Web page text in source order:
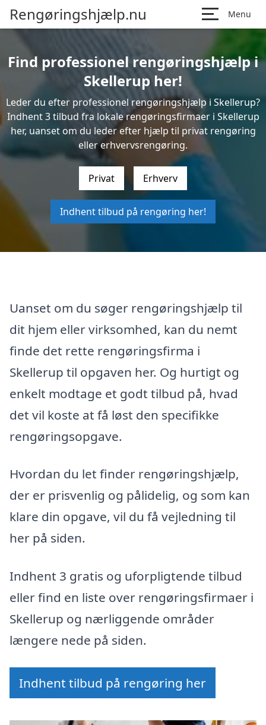
Rengøringshjælp.nu Menu
Find professionel rengøringshjælp i
Skellerup her!
Leder du efter professionel rengøringshjælp i Skellerup?
Indhent 3 tilbud fra lokale rengøringsfirmaer i Skellerup
her, uanset om du leder efter hjælp til privat rengøring
eller erhvervsrengøring.
Privat Erhverv
Indhent tilbud på rengøring her!
Uanset om du søger rengøringshjælp til
dit hjem eller virksomhed, kan du nemt
finde det rette rengøringsfirma i
Skellerup til opgaven her. Og hurtigt og
enkelt modtage et godt tilbud på, hvad
det vil koste at få løst den specifikke
rengøringsopgave.
Hvordan du let finder rengøringshjælp,
der er prisvenlig og pålidelig, og som kan
klare din opgave, vil du få vejledning til
her på siden.
Indhent 3 gratis og uforpligtende tilbud
eller find en liste over rengøringsfirmaer i
Skellerup og nærliggende områder
længere nede på siden.
Indhent tilbud på rengøring her